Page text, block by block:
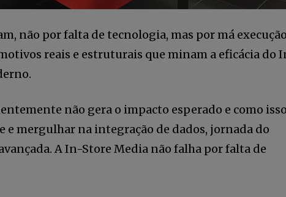
não por falta de tecnologia, mas por má
reais e estruturais que minam a eficácia do
não gera o impacto esperado e como
e mergulhar na integração de dados, jornada do
A In-Store Media não falha por falta de